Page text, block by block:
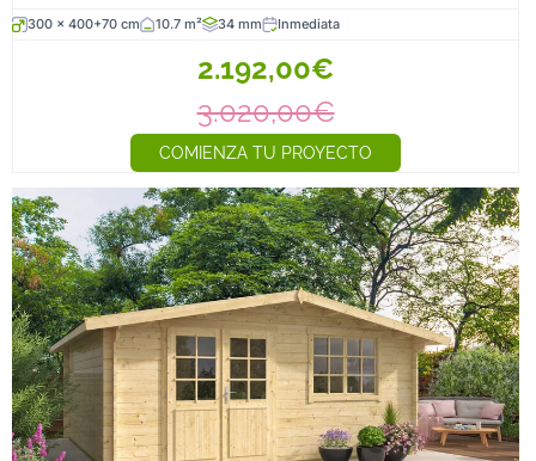
300 x 400+70 cm 10.7 m² 34 mm Inmediata
2.192,00€
3.020,00€
COMIENZA TU PROYECTO